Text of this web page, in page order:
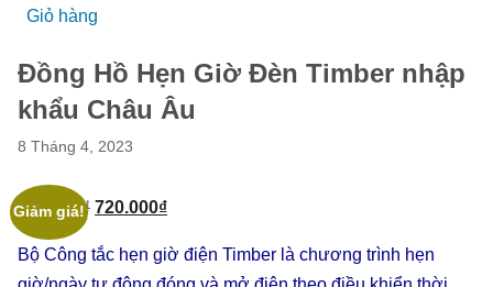
Giỏ hàng
Đồng Hồ Hẹn Giờ Đèn Timber nhập
khẩu Châu Âu
8 Tháng 4, 2023
Giảm giá!
750.000₫ 720.000₫
Bộ Công tắc hẹn giờ điện Timber là chương trình hẹn